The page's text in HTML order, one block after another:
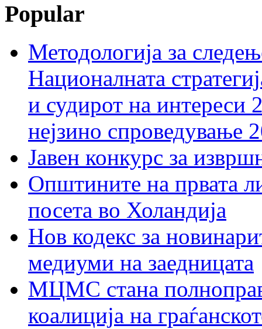
Popular
Методологија за
Националната
и судирот на интереси
нејзино спроведување
Јавен конкурс за
Општините на првата
посета во Холандија
Нов кодекс за
медиуми на заедницата
МЦМС стана
коалиција на